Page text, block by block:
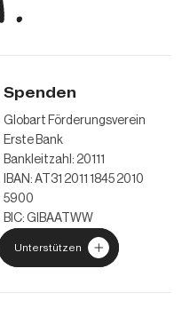
Spenden
Globart Förderungsverein
Erste Bank
Bankleitzahl: 20111
IBAN: AT31 2011 1845 2010
5900
BIC: GIBAATWW
Unterstützen